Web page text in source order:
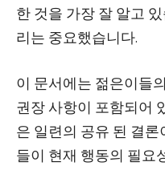
한 것을 가장 잘 알고
리는 중요했습니다.
이 문서에는 젊은이들
권장 사항이 포함되어
은 일련의 공유 된 결
들이 현재 행동의 필요